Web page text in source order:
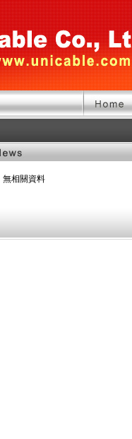
無相關資料